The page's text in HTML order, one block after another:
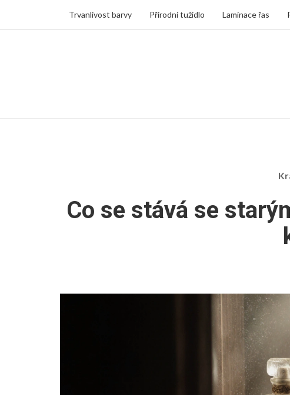
Trvanlivost barvy Přírodní tužidlo Laminace řas
Co se stává se